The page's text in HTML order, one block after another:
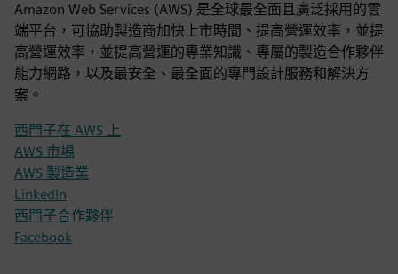
Amazon Web Services (AWS) 是全球最全面且廣泛採用的雲
端平台，可協助製造商加快上市時間、提高營運效率，並提
高營運效率，並提高營運的專業知識、專屬的製造合作夥伴
能力網路，以及最安全、最全面的專門設計服務和解決方
案。
西門子在 AWS 上
AWS 市場
AWS 製造業
LinkedIn
西門子合作夥伴
Facebook